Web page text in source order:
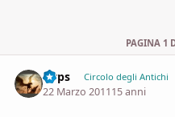
PAGINA 1
Gyps Circolo degli Antichi
22 Marzo 201115 anni